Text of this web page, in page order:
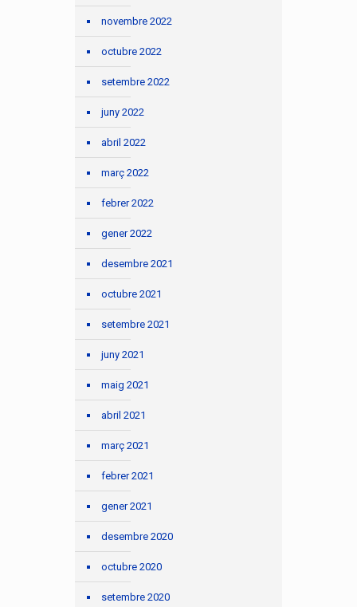
novembre 2022
octubre 2022
setembre 2022
juny 2022
abril 2022
març 2022
febrer 2022
gener 2022
desembre 2021
octubre 2021
setembre 2021
juny 2021
maig 2021
abril 2021
març 2021
febrer 2021
gener 2021
desembre 2020
octubre 2020
setembre 2020